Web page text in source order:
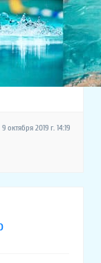
9 октября 2019 г. 14:19